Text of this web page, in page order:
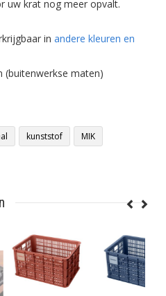
uw krat nog meer opvalt.
in andere kleuren en
(buitenwerkse maten)
kunststof MIK